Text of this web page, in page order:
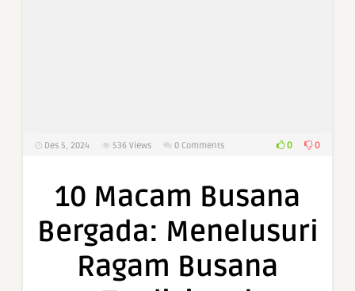
Des 5, 2024 536 Views 0 Comments 0 0
10 Macam Busana
Bergada: Menelusuri
Ragam Busana